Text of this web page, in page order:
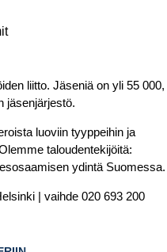
liitto. Jäseniä on yli 55 000,
jäsenjärjestö.
luoviin tyyppeihin ja
taloudentekijöitä:
ydintä Suomessa.
| vaihde 020 693 200